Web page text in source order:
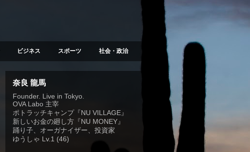
ビジネス スポーツ 社会・政治
奈良 龍馬
Founder. Live in Tokyo.
OVA Labo 主宰
ポトラッチキャンプ『NU VILLAGE』
新しいお金の廻し方『NU MONEY』
踊り子、オーガナイザー、投資家
ゆうしゃ Lv.1 (46)